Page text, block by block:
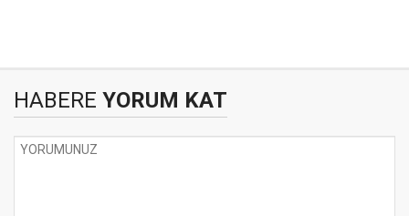
HABERE YORUM KAT